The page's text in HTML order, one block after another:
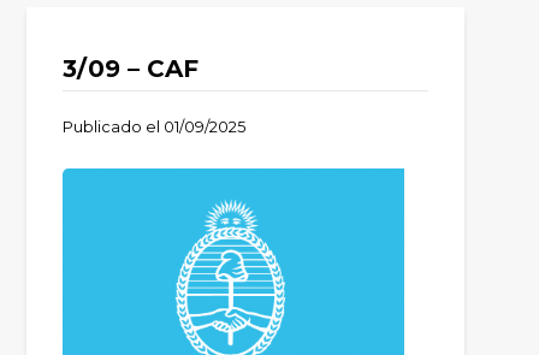
3/09 – CAF
Publicado el 01/09/2025